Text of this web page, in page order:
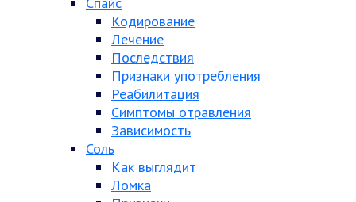
Кодирование
Лечение
Последствия
Признаки употребления
Реабилитация
Симптомы отравления
Зависимость
Соль
Как выглядит
Ломка